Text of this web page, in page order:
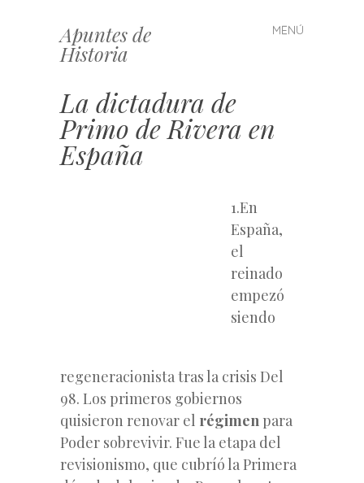
Apuntes de
Historia
MENÚ
Saltar
al
La dictadura de
Primo de Rivera en
España
1.En
España,
el
reinado
empezó
siendo
regeneracionista tras la crisis Del
98. Los primeros gobiernos
quisieron renovar el régimen para
Poder sobrevivir. Fue la etapa del
revisionismo, que cubríó la Primera